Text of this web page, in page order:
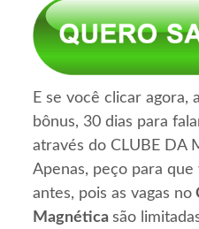
E se você clicar agora,
bônus, 30 dias para
através do CLUBE DA
Apenas, peço para
antes, pois as vagas no
Magnéticasão